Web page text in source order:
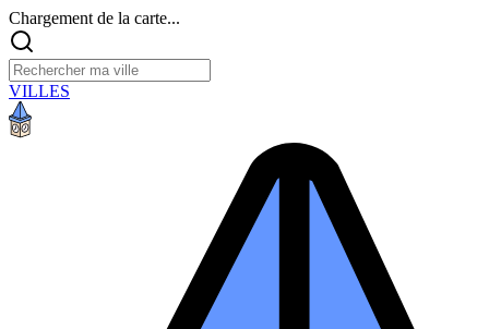
Chargement de la carte...
VILLES